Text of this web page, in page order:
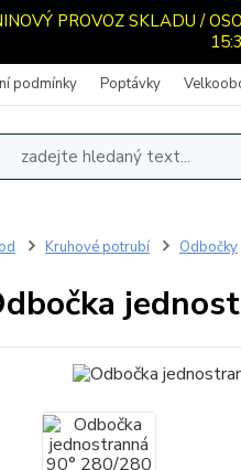
PROVOZ SKLADU /
podmínky Poptávky
Kruhové potrubí Odbočky